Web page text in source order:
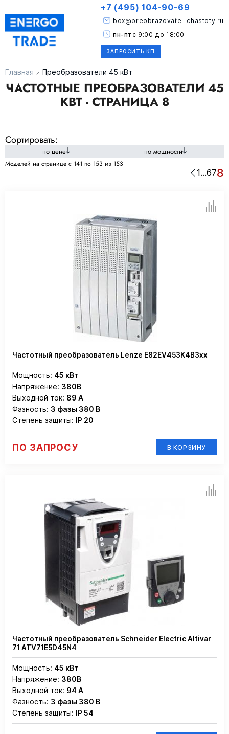
ЗАПРОСИТЬ КП
box@preobrazovatel-chastoty.ru
+7 (495) 104-90-69
пн-пт с 9:00 до 18:00
Главная Преобразователи 45 кВт
ЧАСТОТНЫЕ ПРЕОБРАЗОВАТЕЛИ 45
КВТ - СТРАНИЦА 8
Сортировать:
по цене по мощности
Моделей на странице c 141 по 153 из 153
1...678
Частотный преобразователь Lenze E82EV453K4B3xx
Мощность: 45 кВт
Напряжение: 380В
Выходной ток: 89 А
Фазность: 3 фазы 380 В
Степень защиты: IP 20
ПО ЗАПРОСУ В КОРЗИНУ
Частотный преобразователь Schneider Electric Altivar
71 ATV71E5D45N4
Мощность: 45 кВт
Напряжение: 380В
Выходной ток: 94 А
Фазность: 3 фазы 380 В
Степень защиты: IP 54